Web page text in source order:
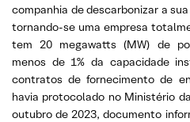
companhia de descarbonizar a
tornando-se uma empresa
tem 20 megawatts (MW) de
menos de 1% da capacidade
contratos de fornecimento de
havia protocolado no Ministério
outubro de 2023, documento